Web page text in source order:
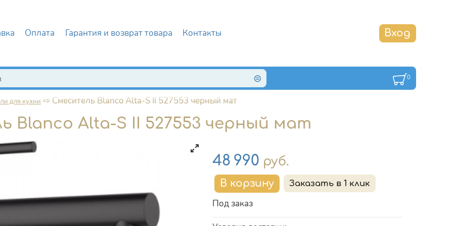
Оплата Гарантия и возврат товара Контакты
0
для кухни ⇨ Смеситель Blanco Alta-S II 527553 черный мат
Blanco Alta-S II 527553 черный мат
Цена
48 990 руб.
Под заказ